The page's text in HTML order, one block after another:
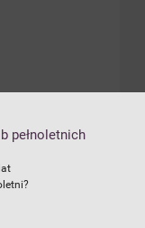
pełnoletnich